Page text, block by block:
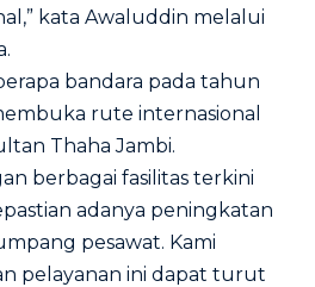
kata Awaluddin melalui
bandara pada tahun
rute internasional
Thaha Jambi.
berbagai fasilitas terkini
adanya peningkatan
pesawat. Kami
pelayanan ini dapat turut